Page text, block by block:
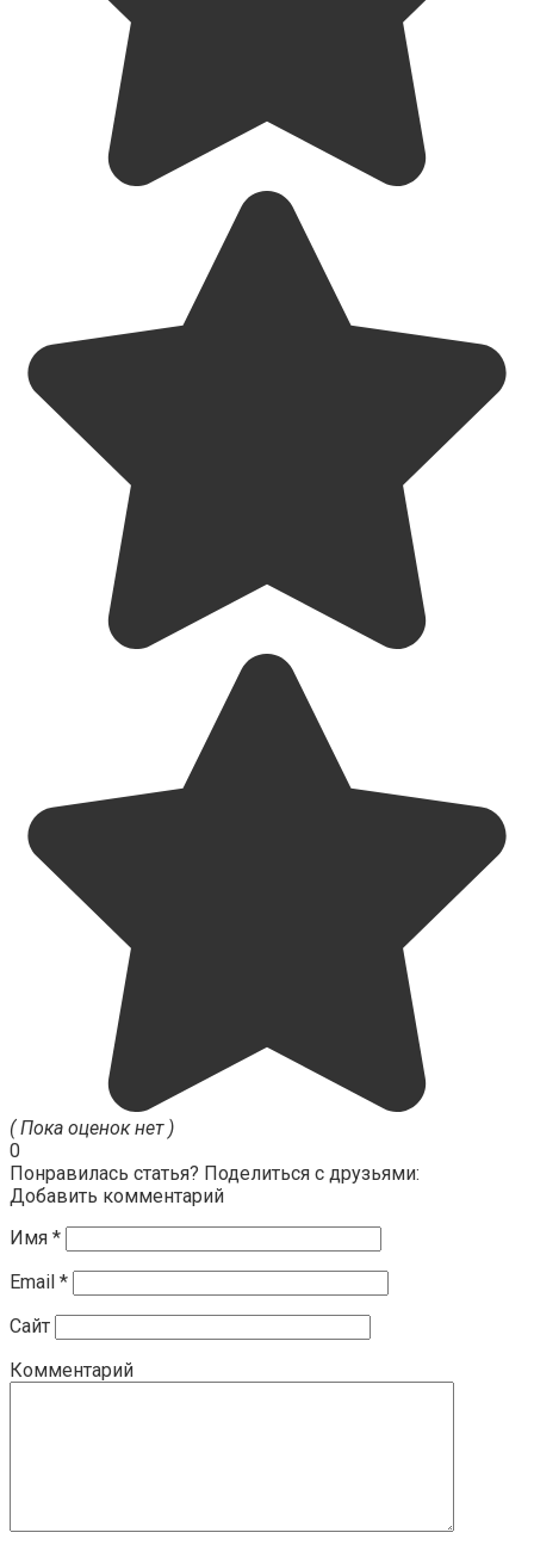
( Пока оценок нет )
0
Понравилась статья? Поделиться с друзьями:
Добавить комментарий
Имя *
Email *
Сайт
Комментарий